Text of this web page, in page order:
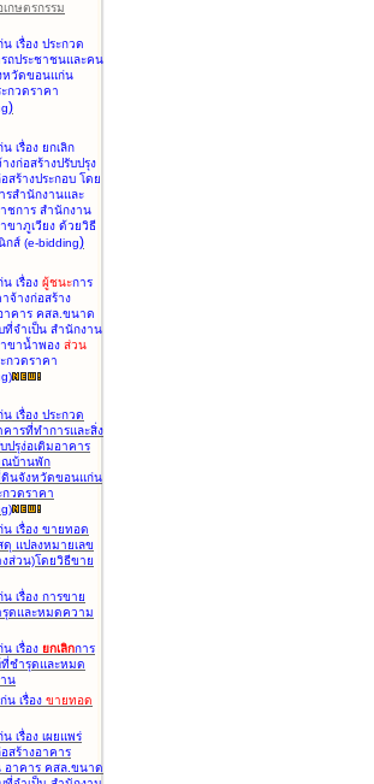
กษตรกรรม
เรื่อง ประกวด
ถประชาชนและคน
หวัดขอนแก่น
กวดราคา
)
เรื่อง ยกเลิก
งก่อสร้างปรับปรุง
สร้างประกอบ โดย
รสำนักงานและ
ชการ สำนักงาน
ขาภูเวียง ด้วยวิธี
กส์ (e-bidding)
เรื่อง ผู้ชนะการ
จ้างก่อสร้าง
าคาร คสล.ขนาด
ที่จำเป็น สำนักงาน
ขาน้ำพอง ส่วน
กวดราคา
)
เรื่อง ประกวด
คารที่ทำการและสิ่ง
ปรุง่อเติมอาคาร
ณบ้านพัก
ดินจังหวัดขอนแก่น
กวดราคา
)
เรื่อง ขายทอด
แปลงหมายเลข
ส่วน)โดยวิธีขาย
เรื่อง การขาย
ดและหมดความ
เรื่อง ยกเลิกการ
ชำรุดและหมด
น
น เรื่อง ขายทอด
เรื่อง เผยแพร่
สร้างอาคาร
อาคาร คสล.ขนาด